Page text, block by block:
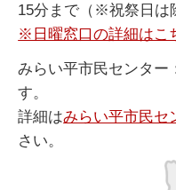
15分まで（※祝祭日は
※日曜窓口の詳細はこ
みらい平市民センター
す。
詳細はみらい平市民セ
さい。